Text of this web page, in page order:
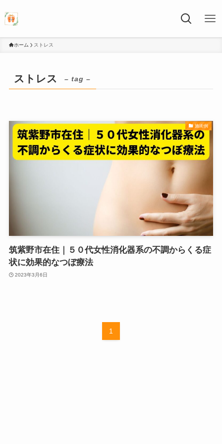
ホーム ストレス
ストレス – tag –
施術例
筑紫野市在住｜５０代女性消化器系の不調からくる症
状に効果的なつぼ療法
2023年3月6日
1